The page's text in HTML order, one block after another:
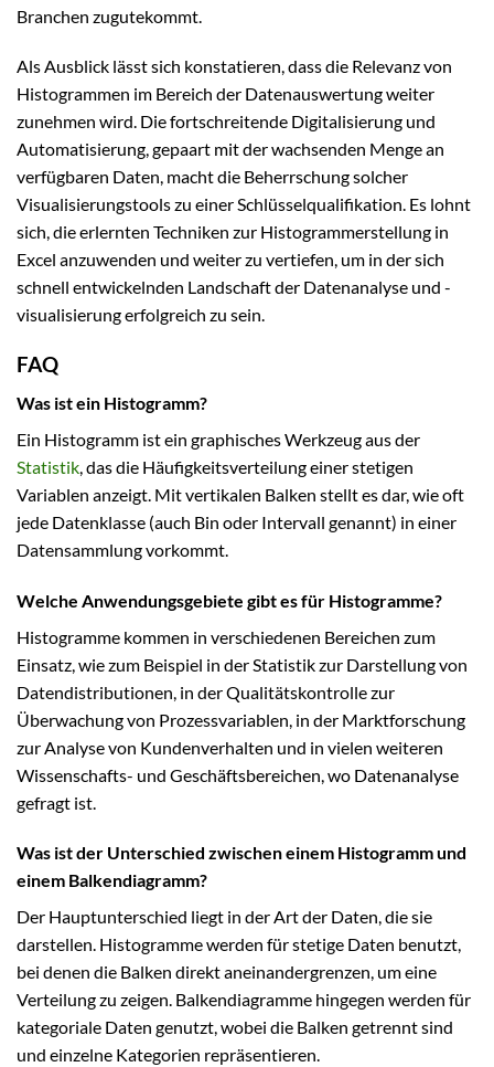
Branchen zugutekommt.
Als Ausblick lässt sich konstatieren, dass die Relevanz von
Histogrammen im Bereich der Datenauswertung weiter
zunehmen wird. Die fortschreitende Digitalisierung und
Automatisierung, gepaart mit der wachsenden Menge an
verfügbaren Daten, macht die Beherrschung solcher
Visualisierungstools zu einer Schlüsselqualifikation. Es lohnt
sich, die erlernten Techniken zur Histogrammerstellung in
Excel anzuwenden und weiter zu vertiefen, um in der sich
schnell entwickelnden Landschaft der Datenanalyse und -
visualisierung erfolgreich zu sein.
FAQ
Was ist ein Histogramm?
Ein Histogramm ist ein graphisches Werkzeug aus der
Statistik , das die Häufigkeitsverteilung einer stetigen
Variablen anzeigt. Mit vertikalen Balken stellt es dar, wie oft
jede Datenklasse (auch Bin oder Intervall genannt) in einer
Datensammlung vorkommt.
Welche Anwendungsgebiete gibt es für Histogramme?
Histogramme kommen in verschiedenen Bereichen zum
Einsatz, wie zum Beispiel in der Statistik zur Darstellung von
Datendistributionen, in der Qualitätskontrolle zur
Überwachung von Prozessvariablen, in der Marktforschung
zur Analyse von Kundenverhalten und in vielen weiteren
Wissenschafts- und Geschäftsbereichen, wo Datenanalyse
gefragt ist.
Was ist der Unterschied zwischen einem Histogramm und
einem Balkendiagramm?
Der Hauptunterschied liegt in der Art der Daten, die sie
darstellen. Histogramme werden für stetige Daten benutzt,
bei denen die Balken direkt aneinandergrenzen, um eine
Verteilung zu zeigen. Balkendiagramme hingegen werden für
kategoriale Daten genutzt, wobei die Balken getrennt sind
und einzelne Kategorien repräsentieren.